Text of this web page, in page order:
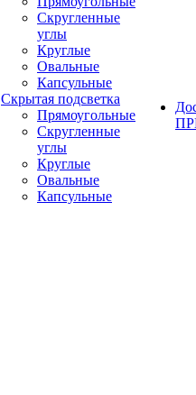
Скругленные
углы
Круглые
Овальные
Капсульные
Скрытая подсветка
Прямоугольные
Скругленные
углы
Круглые
Овальные
Капсульные